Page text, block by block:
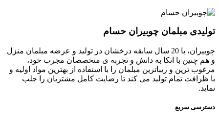
تولیدی مبلمان چوبیران حسام
چوبیران، با 20 سال سابقه درخشان در تولید و عرضه مبلمان منزل
و هم چنین با اتکا به دانش و تجربه ی متخصصان مجرب خود،
مرغوب ترین و زیباترین مبلمان را با استفاده از بهترین مواد اولیه و
با ظرافت تمام تولید می کند تا رضایت کامل مشتریان را جلب
نماید.
دسترسی سریع